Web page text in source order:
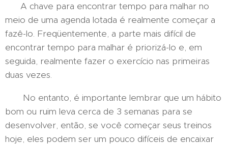
A chave para encontrar tempo para malhar no
meio de uma agenda lotada é realmente começar a
fazê-lo. Freqüentemente, a parte mais difícil de
encontrar tempo para malhar é priorizá-lo e, em
seguida, realmente fazer o exercício nas primeiras
duas vezes.
No entanto, é importante lembrar que um hábito
bom ou ruim leva cerca de 3 semanas para se
desenvolver, então, se você começar seus treinos
hoje, eles podem ser um pouco difíceis de encaixar